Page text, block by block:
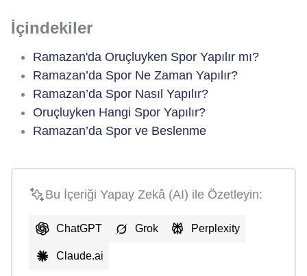
İçindekiler
Ramazan'da Oruçluyken Spor Yapılır mı?
Ramazan’da Spor Ne Zaman Yapılır?
Ramazan’da Spor Nasıl Yapılır?
Oruçluyken Hangi Spor Yapılır?
Ramazan’da Spor ve Beslenme
Bu İçeriği Yapay Zekâ (AI) ile Özetleyin:
ChatGPT Grok Perplexity
Claude.ai